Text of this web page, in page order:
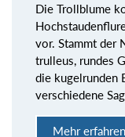
Die Trollblume
vor. Stammt der
trulleus, rundes
die kugelrunden
verschiedene
Mehr erfahren